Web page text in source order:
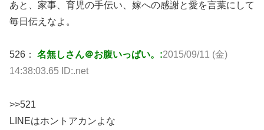
あと、家事、育児の手伝い、嫁への感謝と愛を言葉にして
毎日伝えなよ。
526： 名無しさん＠お腹いっぱい。:2015/09/11 (金)
14:38:03.65 ID:.net
>>521
LINEはホントアカンよな